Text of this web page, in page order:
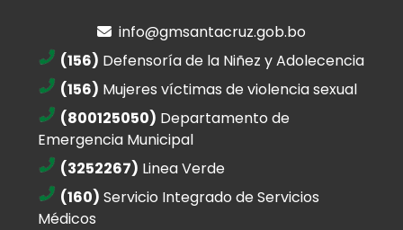
info@gmsantacruz.gob.bo
(156) Defensoría de la Niñez y Adolecencia
(156) Mujeres víctimas de violencia sexual
(800125050) Departamento de
Emergencia Municipal
(3252267) Linea Verde
(160) Servicio Integrado de Servicios
Médicos